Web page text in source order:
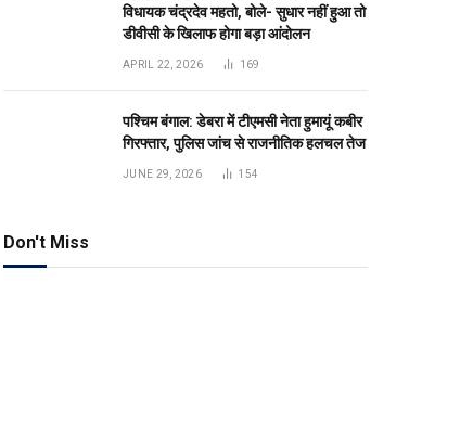
विधायक चंद्रदेव महतो, बोले- सुधार नहीं हुआ तो
डीवीसी के खिलाफ होगा बड़ा आंदोलन
APRIL 22, 2026 169
पश्चिम बंगाल: डेबरा में टीएमसी नेता हुमायूं कबीर
गिरफ्तार, पुलिस जांच से राजनीतिक हलचल तेज
JUNE 29, 2026 154
Don't Miss